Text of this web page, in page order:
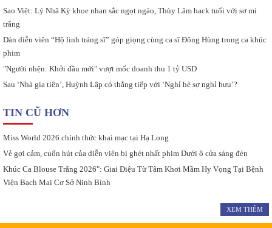
Sao Việt: Lý Nhã Kỳ khoe nhan sắc ngọt ngào, Thùy Lâm hack tuổi với sơ mi
trắng
Dàn diễn viên “Hộ linh tráng sĩ” góp giọng cùng ca sĩ Đông Hùng trong ca khúc
phim
"Người nhện: Khởi đầu mới" vượt mốc doanh thu 1 tỷ USD
Sau ‘Nhà gia tiên’, Huỳnh Lập có thắng tiếp với ‘Nghỉ hè sợ nghỉ hưu’?
TIN CŨ HƠN
Miss World 2026 chính thức khai mạc tại Hạ Long
Vẻ gợi cảm, cuốn hút của diễn viên bị ghét nhất phim Dưới ô cửa sáng đèn
Khúc Ca Blouse Trắng 2026": Giai Điệu Từ Tâm Khơi Mầm Hy Vọng Tại Bệnh
Viện Bạch Mai Cơ Sở Ninh Bình
XEM THÊM